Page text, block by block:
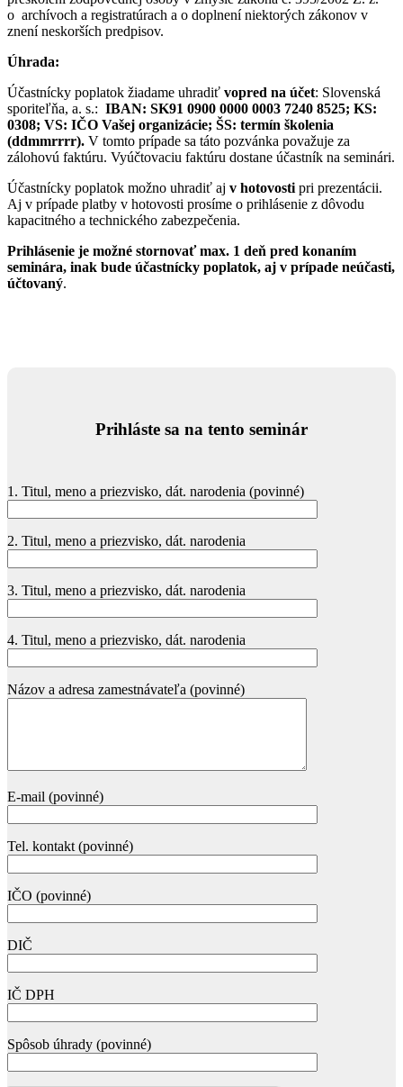
o archívoch a registratúrach a o doplnení niektorých zákonov v
znení neskorších predpisov.
Úhrada:
Účastnícky poplatok žiadame uhradiť vopred na účet: Slovenská
sporiteľňa, a. s.: IBAN: SK91 0900 0000 0003 7240 8525; KS:
0308; VS: IČO Vašej organizácie; ŠS: termín školenia
(ddmmrrrr). V tomto prípade sa táto pozvánka považuje za
zálohovú faktúru. Vyúčtovaciu faktúru dostane účastník na seminári.
Účastnícky poplatok možno uhradiť aj v hotovosti pri prezentácii.
Aj v prípade platby v hotovosti prosíme o prihlásenie z dôvodu
kapacitného a technického zabezpečenia.
Prihlásenie je možné stornovať max. 1 deň pred konaním
seminára, inak bude účastnícky poplatok, aj v prípade neúčasti,
účtovaný.
Prihláste sa na tento seminár
1. Titul, meno a priezvisko, dát. narodenia (povinné)
2. Titul, meno a priezvisko, dát. narodenia
3. Titul, meno a priezvisko, dát. narodenia
4. Titul, meno a priezvisko, dát. narodenia
Názov a adresa zamestnávateľa (povinné)
E-mail (povinné)
Tel. kontakt (povinné)
IČO (povinné)
DIČ
IČ DPH
Spôsob úhrady (povinné)